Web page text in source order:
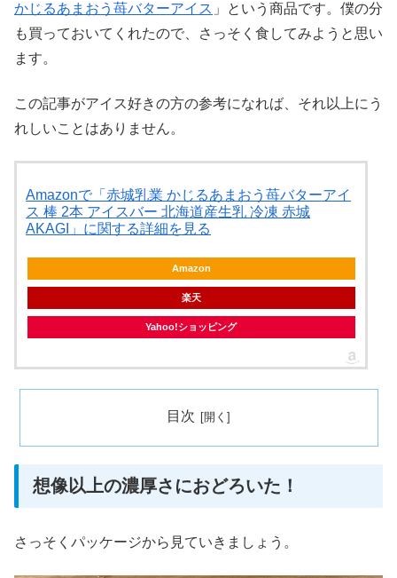
かじるあまおう苺バターアイス 」という商品です。僕の分
も買っておいてくれたので、さっそく食してみようと思い
ます。
この記事がアイス好きの方の参考になれば、それ以上にう
れしいことはありません。
Amazonで「赤城乳業 かじるあまおう苺バターアイ
ス 棒 2本 アイスバー 北海道産生乳 冷凍 赤城
AKAGI」に関する詳細を見る
Amazon
楽天
Yahoo!ショッピング
目次
想像以上の濃厚さにおどろいた！
さっそくパッケージから見ていきましょう。